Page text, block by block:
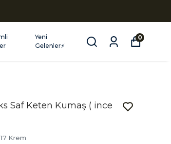
Yeni
Gelenler⚡
0
Saf Keten Kumaş ( ince
Krem